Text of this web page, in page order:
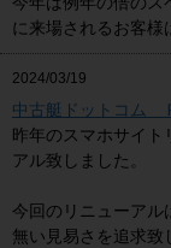
に来場されるお客様
2024/03/19
中古艇ドットコム
昨年のスマホサイト
アル致しました。
今回のリニューアル
無い見易さを追求致